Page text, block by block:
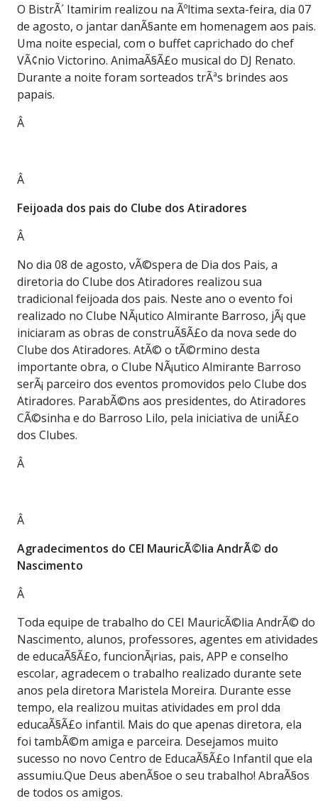
O BistrÃ´ Itamirim realizou na Ãºltima sexta-feira, dia 07
de agosto, o jantar danÃ§ante em homenagem aos pais.
Uma noite especial, com o buffet caprichado do chef
VÃ¢nio Victorino. AnimaÃ§Ã£o musical do DJ Renato.
Durante a noite foram sorteados trÃªs brindes aos
papais.
Â
Â
Feijoada dos pais do Clube dos Atiradores
Â
No dia 08 de agosto, vÃ©spera de Dia dos Pais, a
diretoria do Clube dos Atiradores realizou sua
tradicional feijoada dos pais. Neste ano o evento foi
realizado no Clube NÃ¡utico Almirante Barroso, jÃ¡ que
iniciaram as obras de construÃ§Ã£o da nova sede do
Clube dos Atiradores. AtÃ© o tÃ©rmino desta
importante obra, o Clube NÃ¡utico Almirante Barroso
serÃ¡ parceiro dos eventos promovidos pelo Clube dos
Atiradores. ParabÃ©ns aos presidentes, do Atiradores
CÃ©sinha e do Barroso Lilo, pela iniciativa de uniÃ£o
dos Clubes.
Â
Â
Agradecimentos do CEI MauricÃ©lia AndrÃ© do
Nascimento
Â
Toda equipe de trabalho do CEI MauricÃ©lia AndrÃ© do
Nascimento, alunos, professores, agentes em atividades
de educaÃ§Ã£o, funcionÃ¡rias, pais, APP e conselho
escolar, agradecem o trabalho realizado durante sete
anos pela diretora Maristela Moreira. Durante esse
tempo, ela realizou muitas atividades em prol dda
educaÃ§Ã£o infantil. Mais do que apenas diretora, ela
foi tambÃ©m amiga e parceira. Desejamos muito
sucesso no novo Centro de EducaÃ§Ã£o Infantil que ela
assumiu.Que Deus abenÃ§oe o seu trabalho! AbraÃ§os
de todos os amigos.